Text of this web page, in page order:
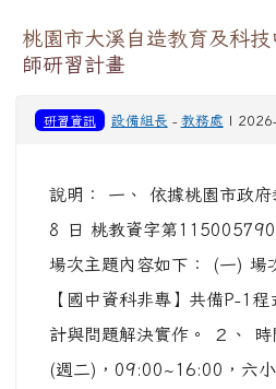
桃園市大溪自造教育及科
師研習計畫
研習資訊 設備組長 - 教務處 |
說明： 一、 依據桃園市政
8 日 桃教資字第
場次主題內容如下： (一) 場
【國中資科非專】共備P-1
計與問題解決實作。 ２、
(週二)，09:00~16:00，六